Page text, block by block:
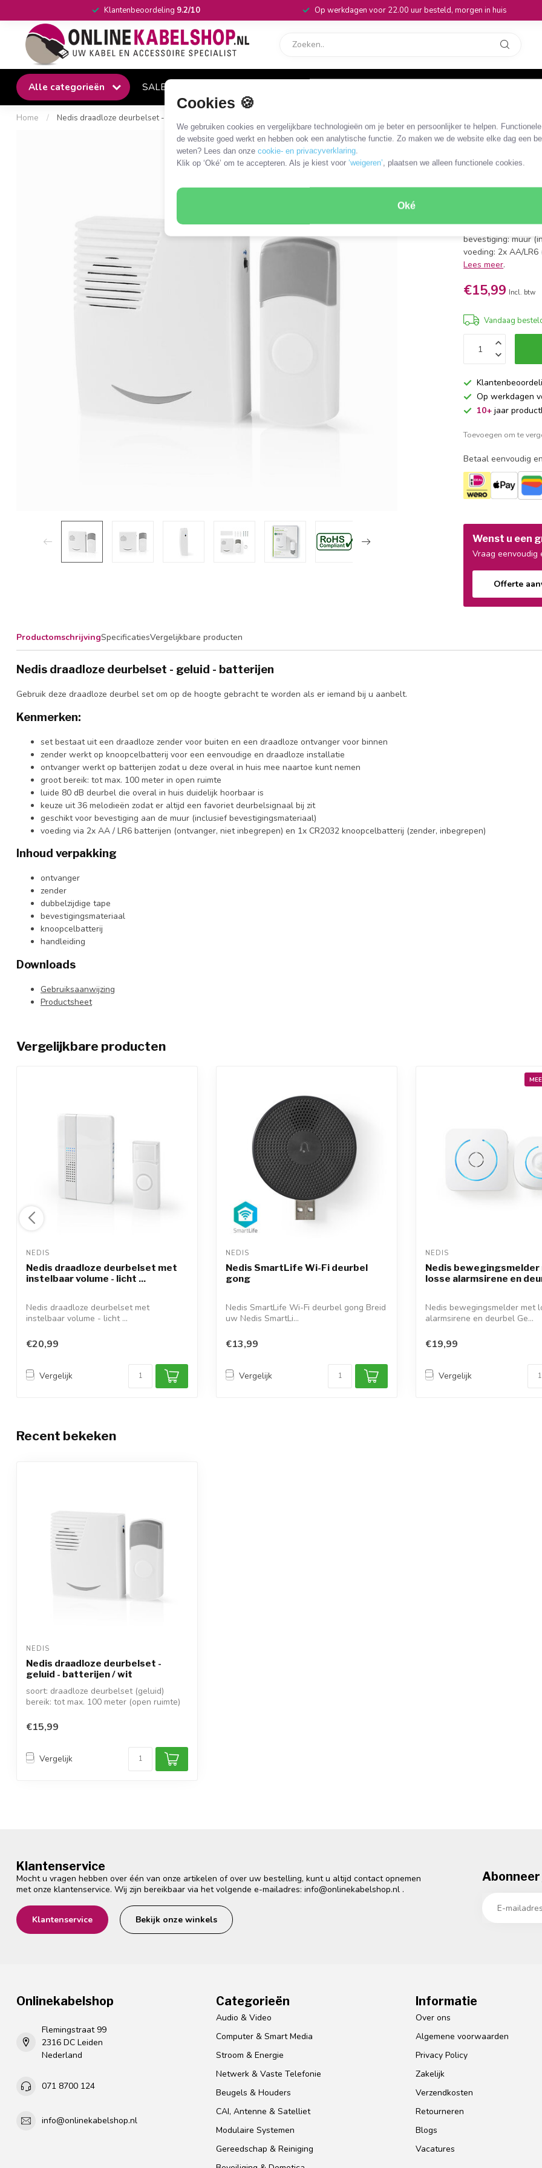
Cookies 🍪
We gebruiken cookies en vergelijkbare technologieën om je beter en persoonlijker te helpen.
de website goed werkt en hebben ook een analytische functie. Zo maken we de website elke dag een
weten? Lees dan onze cookie- en privacyverklaring.
Klik op ‘Oké’ om te accepteren. Als je kiest voor ‘weigeren’, plaatsen we alleen functionele cookies.
Oké
Klantenbeoordeling 9.2/10 Op werkdagen voor 22.00 uur besteld, morgen in huis
Alle categorieën SALE
Home / Nedis draadloze deurbelset - geluid - batterijen / wit
DOORB211WT
Nedis
geluid: 80dB (vast),
bevestiging: muur
voeding: 2x AA/
Lees meer.
€15,99 Incl. btw
Vandaag
Op werkdagen
10+ jaar
Toevoegen om te
Betaal eenvoudig
Wenst u een
Vraag
Offerte
ProductomschrijvingSpecificatiesVergelijkbare producten
Nedis draadloze deurbelset - geluid - batterijen
Gebruik deze draadloze deurbel set om op de hoogte gebracht te worden als er iemand bij u aanbelt.
Kenmerken:
set bestaat uit een draadloze zender voor buiten en een draadloze ontvanger voor binnen
zender werkt op knoopcelbatterij voor een eenvoudige en draadloze installatie
ontvanger werkt op batterijen zodat u deze overal in huis mee naartoe kunt nemen
groot bereik: tot max. 100 meter in open ruimte
luide 80 dB deurbel die overal in huis duidelijk hoorbaar is
keuze uit 36 melodieën zodat er altijd een favoriet deurbelsignaal bij zit
geschikt voor bevestiging aan de muur (inclusief bevestigingsmateriaal)
voeding via 2x AA / LR6 batterijen (ontvanger, niet inbegrepen) en 1x CR2032 knoopcelbatterij (zender, inbegrepen)
Inhoud verpakking
ontvanger
zender
dubbelzijdige tape
bevestigingsmateriaal
knoopcelbatterij
handleiding
Downloads
Gebruiksaanwijzing
Productsheet
Vergelijkbare producten
NEDIS
Nedis draadloze deurbelset met
instelbaar volume - licht ...
Nedis draadloze deurbelset met
instelbaar volume - licht ...
€20,99
Vergelijk
NEDIS
Nedis SmartLife Wi-Fi deurbel
gong
Nedis SmartLife Wi-Fi deurbel gong Breid
uw Nedis SmartLi...
€13,99
Vergelijk
NEDIS
Nedis bewegingsmelder
losse alarmsirene en
Nedis bewegingsmelder met
alarmsirene en deurbel Ge...
€19,99
Vergelijk
Recent bekeken
NEDIS
Nedis draadloze deurbelset -
geluid - batterijen / wit
soort: draadloze deurbelset (geluid)
bereik: tot max. 100 meter (open ruimte)
€15,99
Vergelijk
Klantenservice
Mocht u vragen hebben over één van onze artikelen of over uw bestelling, kunt u altijd contact opnemen
met onze klantenservice. Wij zijn bereikbaar via het volgende e-mailadres: info@onlinekabelshop.nl .
Klantenservice Bekijk onze winkels
Onlinekabelshop
Flemingstraat 99
2316 DC Leiden
Nederland
071 8700 124
info@onlinekabelshop.nl
Categorieën
Audio & Video
Computer & Smart Media
Stroom & Energie
Netwerk & Vaste Telefonie
Beugels & Houders
CAI, Antenne & Satelliet
Modulaire Systemen
Gereedschap & Reiniging
Informatie
Over ons
Algemene voorwaarden
Privacy Policy
Zakelijk
Verzendkosten
Retourneren
Blogs
Vacatures